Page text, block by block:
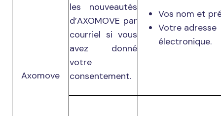
Axomove
les nouveautés
d’AXOMOVE par
courriel si vous
avez donné
votre
consentement.
Vos nom et
Votre adresse
électronique.